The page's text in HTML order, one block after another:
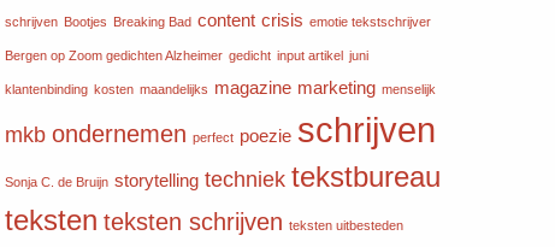
schrijven Bootjes Breaking Bad content crisis emotie tekstschrijver
Bergen op Zoom gedichten Alzheimer gedicht input artikel juni
klantenbinding kosten maandelijks magazine marketing menselijk
mkb ondernemen perfect poezie schrijven
Sonja C. de Bruijn storytelling techniek tekstbureau
teksten teksten schrijven teksten uitbesteden